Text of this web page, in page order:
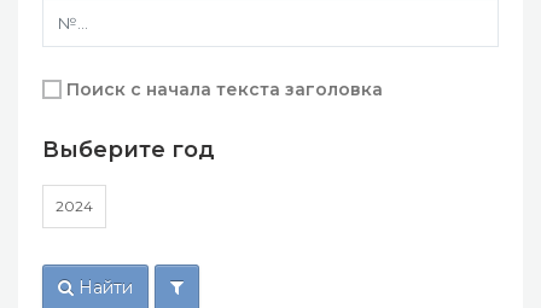
Поиск с начала текста заголовка
Выберите год
2024
Найти